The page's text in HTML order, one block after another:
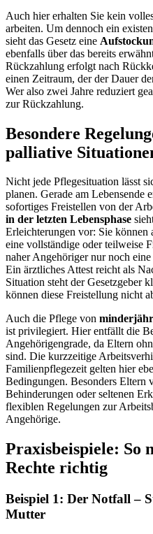
Auch hier erhalten Sie kein
arbeiten. Um dennoch ein
sieht das Gesetz eine
ebenfalls über das bereits
Rückzahlung erfolgt nach
einen Zeitraum, der der Dauer
Wer also zwei Jahre reduziert
zur Rückzahlung.
Besondere
palliative
Nicht jede Pflegesituation lässt
planen. Gerade am Lebensende
sofortiges Freistellen von der
in der letzten Lebensphase
Erleichterungen vor: Sie
eine vollständige oder teilweise
naher Angehöriger nur noch
Ein ärztliches Attest reicht als
Situation steht der Gesetzgeber
können diese Freistellung nicht
Auch die Pflege von
ist privilegiert. Hier entfällt die
Angehörigengrade, da Eltern
sind. Die kurzzeitige
Familienpflegezeit gelten hier
Bedingungen. Besonders Eltern
Behinderungen oder seltenen
flexiblen Regelungen zur
Angehörige.
Praxisbeispiele: So
Rechte richtig
Beispiel 1: Der Notfall –
Mutter